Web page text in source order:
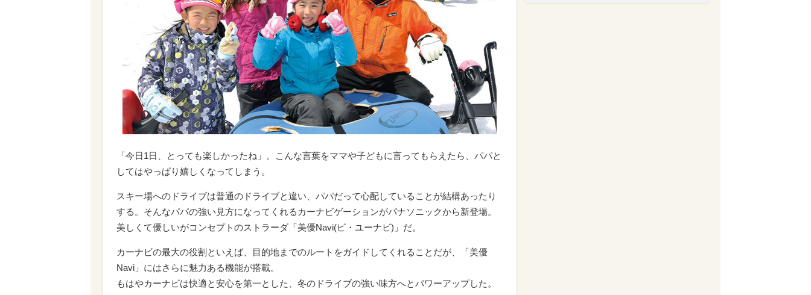
「今日1日、とっても楽しかったね」。こんな言葉をママや子どもに言ってもらえたら、パパと
してはやっぱり嬉しくなってしまう。
スキー場へのドライブは普通のドライブと違い、パパだって心配していることが結構あったり
する。そんなパパの強い見方になってくれるカーナビゲーションがパナソニックから新登場。
美しくて優しいがコンセプトのストラーダ「美優Navi(ビ・ユーナビ)」だ。
カーナビの最大の役割といえば、目的地までのルートをガイドしてくれることだが、「美優
Navi」にはさらに魅力ある機能が搭載。
もはやカーナビは快適と安心を第一とした、冬のドライブの強い味方へとパワーアップした。